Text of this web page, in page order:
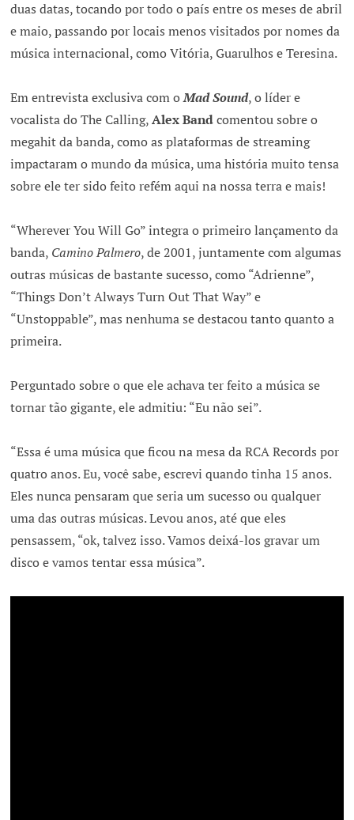
duas datas, tocando por todo o país entre os meses de abril
e maio, passando por locais menos visitados por nomes da
música internacional, como Vitória, Guarulhos e Teresina.
Em entrevista exclusiva com oMad Sound, o líder e
vocalista do The Calling,Alex Bandcomentou sobre o
megahit da banda, como as plataformas de streaming
impactaram o mundo da música, uma história muito tensa
sobre ele ter sido feito refém aqui na nossa terra e mais!
“Wherever You Will Go” integra o primeiro lançamento da
banda, Camino Palmero, de 2001, juntamente com algumas
outras músicas de bastante sucesso, como “Adrienne”,
“Things Don’t Always Turn Out That Way” e
“Unstoppable”, mas nenhuma se destacou tanto quanto a
primeira.
Perguntado sobre o que ele achava ter feito a música se
tornar tão gigante, ele admitiu: “Eu não sei”.
“Essa é uma música que ficou na mesa da RCA Records por
quatro anos. Eu, você sabe, escrevi quando tinha 15 anos.
Eles nunca pensaram que seria um sucesso ou qualquer
uma das outras músicas. Levou anos, até que eles
pensassem, “ok, talvez isso. Vamos deixá-los gravar um
disco e vamos tentar essa música”.